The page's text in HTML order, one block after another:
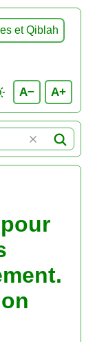
et Qiblah
A− A+